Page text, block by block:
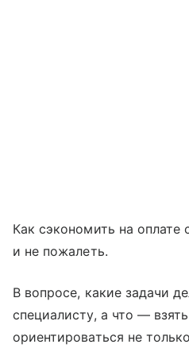
Как сэкономить на оплате
и не пожалеть.
В вопросе, какие задачи
специалисту, а что —
ориентироваться не